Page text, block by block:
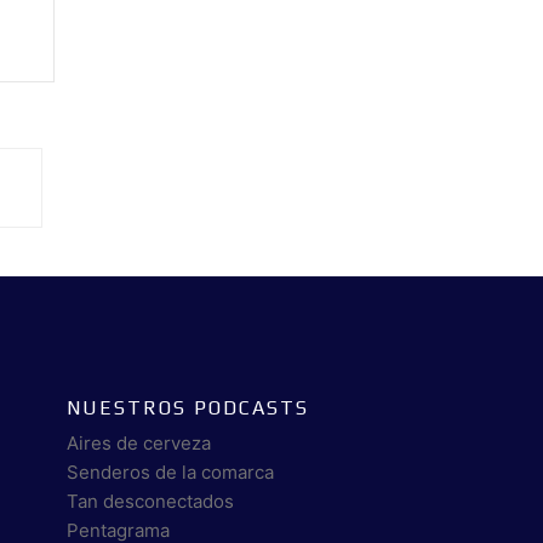
NUESTROS PODCASTS
Aires de cerveza
Senderos de la comarca
Tan desconectados
Pentagrama